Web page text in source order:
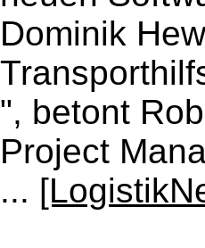
Dominik
", betont
Project
...